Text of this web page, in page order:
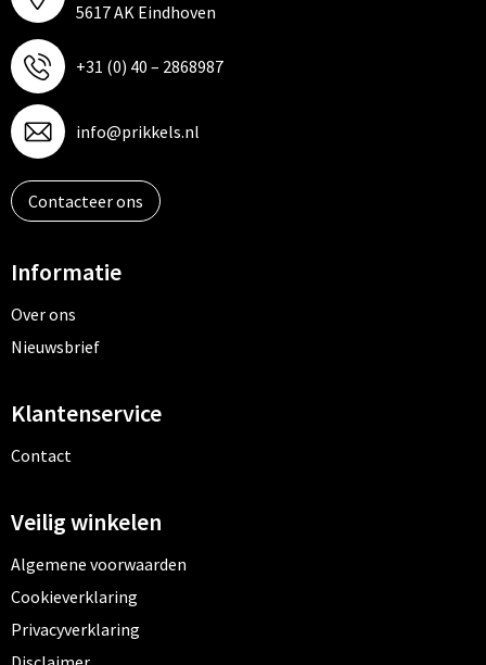
5617 AK Eindhoven
+31 (0) 40 – 2868987
info@prikkels.nl
Contacteer ons
Informatie
Over ons
Nieuwsbrief
Klantenservice
Contact
Veilig winkelen
Algemene voorwaarden
Cookieverklaring
Privacyverklaring